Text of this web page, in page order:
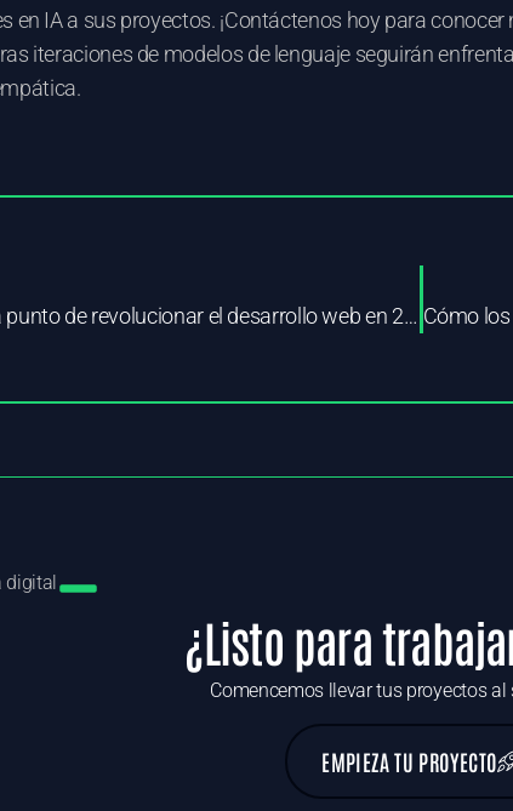
en IA a sus proyectos. ¡Contáctenos hoy para
iteraciones de modelos de lenguaje seguirán
Por qué la IA está a punto de revolucionar el desarrollo web en 2025
digital
¿Listo para
Comencemos llevar tus proyectos al
EMPIEZA TU PROYECTO